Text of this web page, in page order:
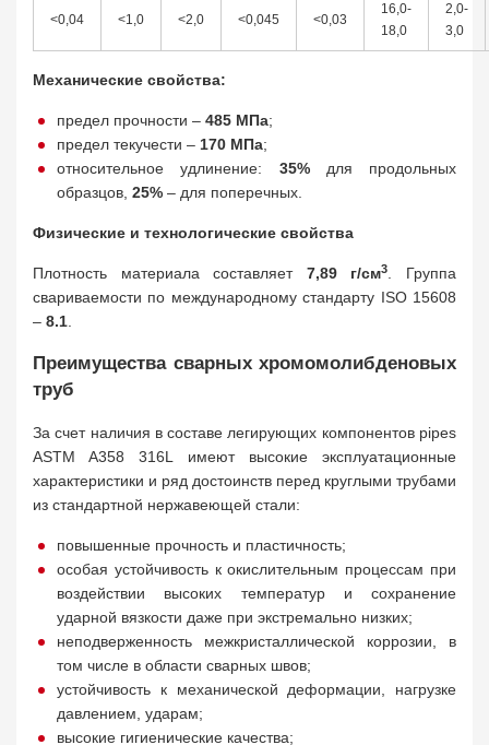
<0,04 <1,0 <2,0 <0,045 <0,03
16,0-
18,0
2,0-
3,0
Механические свойства:
предел прочности – 485 МПа;
предел текучести – 170 МПа;
относительное удлинение: 35%для продольных
образцов, 25% – для поперечных.
Физические и технологические свойства
Плотность материала составляет 7,89 г/см3
. Группа
свариваемости по международному стандарту ISO 15608
– 8.1
Преимущества сварных хромомолибденовых
труб
За счет наличия в составе легирующих компонентов pipes
ASTM A358 316L имеют высокие эксплуатационные
характеристики и ряд достоинств перед круглыми трубами
из стандартной нержавеющей стали:
повышенные прочность и пластичность;
особая устойчивость к окислительным процессам при
воздействии высоких температур и сохранение
ударной вязкости даже при экстремально низких;
неподверженность межкристаллической коррозии, в
том числе в области сварных швов;
устойчивость к механической деформации, нагрузке
давлением, ударам;
высокие гигиенические качества;